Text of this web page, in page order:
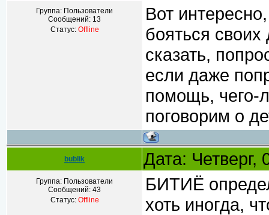
Группа: Пользователи
Сообщений: 13
Статус: Offline
Вот
бояться своих
сказать,
если даже
помощь, чего-
поговорим о
bublik Дата:
Группа: Пользователи
Сообщений: 43
Статус: Offline
БИТИЁ
хоть иногда,